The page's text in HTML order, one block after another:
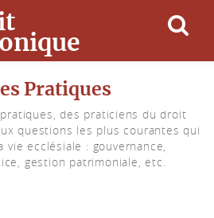
Pratiques
des praticiens du droit
questions les plus courantes qui
vie ecclésiale : gouvernance,
gestion patrimoniale, etc.